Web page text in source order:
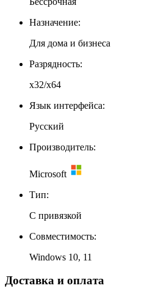
Назначение:
Для дома и бизнеса
Разрядность:
x32/x64
Язык интерфейса:
Русский
Производитель:
Microsoft
Тип:
С привязкой
Совместимость:
Windows 10, 11
Доставка и оплата